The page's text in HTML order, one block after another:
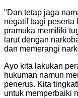
"Dan tetap jaga
negatif bagi peserta
pramuka memiliki
larut dengan
dan memerangi
Ayo kita lakukan
hukuman namun
penerus. Kita
untuk memperbaiki